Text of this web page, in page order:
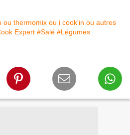
ou thermomix ou i cook'in ou autres
Expert #Salé #Légumes